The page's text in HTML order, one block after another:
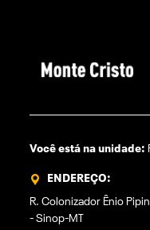
Você está na unidade:
ENDEREÇO:
R. Colonizador Ênio
- Sinop-MT